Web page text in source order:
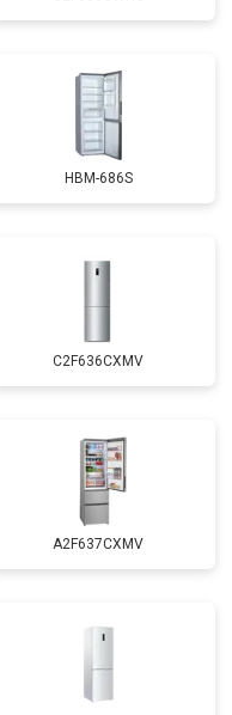
HBM-686S
C2F636CXMV
A2F637CXMV